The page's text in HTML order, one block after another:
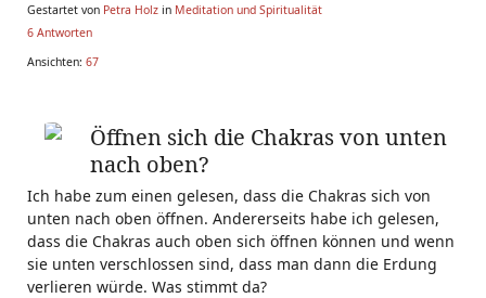
Gestartet von Petra Holz in Meditation und Spiritualität
6 Antworten
Ansichten: 67
Öffnen sich die Chakras von unten
nach oben?
Ich habe zum einen gelesen, dass die Chakras sich von
unten nach oben öffnen. Andererseits habe ich gelesen,
dass die Chakras auch oben sich öffnen können und wenn
sie unten verschlossen sind, dass man dann die Erdung
verlieren würde. Was stimmt da?